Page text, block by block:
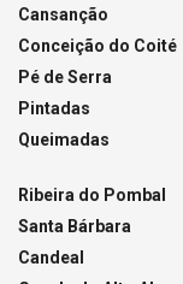
Cansanção
Conceição do Coité
Pé de Serra
Pintadas
Queimadas
Ribeira do Pombal
Santa Bárbara
Candeal